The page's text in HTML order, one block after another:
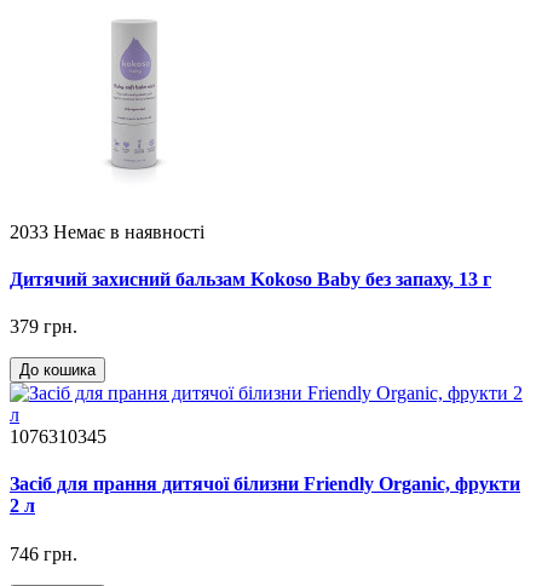
2033 Немає в наявності
Дитячий захисний бальзам Kokoso Baby без запаху, 13 г
379 грн.
До кошика
1076310345
Засіб для прання дитячої білизни Friendly Organic, фрукти
2 л
746 грн.